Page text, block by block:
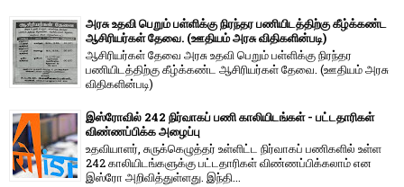
அரசு உதவி பெறும் பள்ளிக்கு நிரந்தர பணியிடத்திற்கு கீழ்க்கண்ட
ஆசிரியர்கள் தேவை. (ஊதியம் அரசு விதிகளின்படி)
ஆசிரியர்கள் தேவை அரசு உதவி பெறும் பள்ளிக்கு நிரந்தர
பணியிடத்திற்கு கீழ்க்கண்ட ஆசிரியர்கள் தேவை. (ஊதியம் அரசு
விதிகளின்படி)
இஸ்ரோவில் 242 நிர்வாகப் பணி காலியிடங்கள் - பட்டதாரிகள்
விண்ணப்பிக்க அழைப்பு
உதவியாளர், சுருக்கெழுத்தர் உள்ளிட்ட நிர்வாகப் பணிகளில் உள்ள
242 காலியிடங்களுக்கு பட்டதாரிகள் விண்ணப்பிக்கலாம் என
இஸ்ரோ அறிவித்துள்ளது. இந்தி...